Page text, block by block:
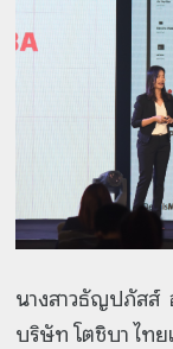
นางสาวธัญปภัสส์
บริษัท โตชิบา ไท